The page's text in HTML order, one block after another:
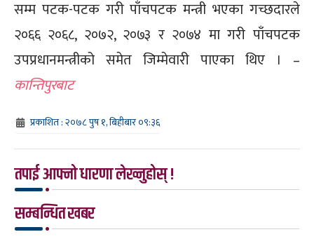
सम्म पटक-पटक गरी पाँचपटक मन्त्री भएका गच्छदारले
२०६६ २०६८, २०७२, २०७३ र २०७४ मा गरी पाँचपटक
उपप्रधानमन्त्रीको समेत जिम्मेवारी पाएका थिए । –
कान्तिपुरबाट
प्रकाशित : २०७८ पुष १, बिहीबार ०९:३६
तपाई आफ्नो धारणा लेख्नुहोस् !
सम्बन्धित खबर